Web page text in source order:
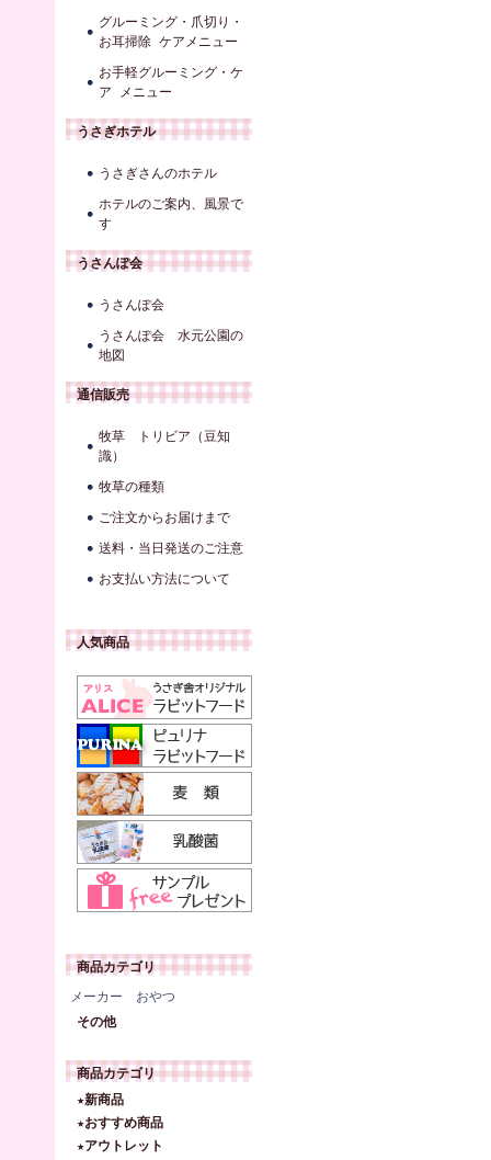
グルーミング・爪切り・
お耳掃除 ケアメニュー
お手軽グルーミング・ケ
ア メニュー
うさぎホテル
うさぎさんのホテル
ホテルのご案内、風景で
す
うさんぽ会
うさんぽ会
うさんぽ会 水元公園の
地図
通信販売
牧草 トリビア（豆知
識）
牧草の種類
ご注文からお届けまで
送料・当日発送のご注意
お支払い方法について
人気商品
商品カテゴリ
メーカー おやつ
その他
商品カテゴリ
★新商品
★おすすめ商品
★アウトレット